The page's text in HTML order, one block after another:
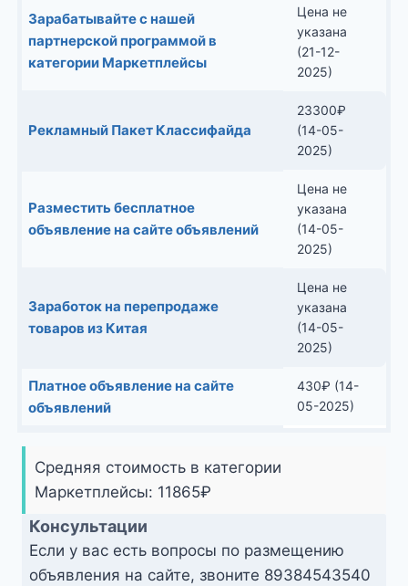
Зарабатывайте с нашей
партнерской программой в
категории Маркетплейсы
Цена не
указана
(21-12-
2025)
Рекламный Пакет Классифайда
23300₽
(14-05-
2025)
Разместить бесплатное
объявление на сайте объявлений
Цена не
указана
(14-05-
2025)
Заработок на перепродаже
товаров из Китая
Цена не
указана
(14-05-
2025)
Платное объявление на сайте
объявлений
430₽ (14-
05-2025)
Средняя стоимость в категории
Маркетплейсы: 11865₽
Консультации
Если у вас есть вопросы по размещению
объявления на сайте, звоните 89384543540